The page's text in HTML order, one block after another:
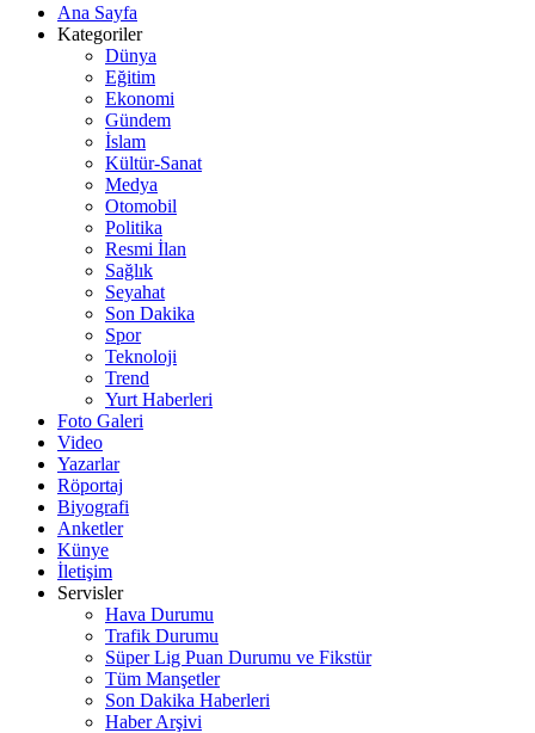
Ana Sayfa
Kategoriler
Dünya
Eğitim
Ekonomi
Gündem
İslam
Kültür-Sanat
Medya
Otomobil
Politika
Resmi İlan
Sağlık
Seyahat
Son Dakika
Spor
Teknoloji
Trend
Yurt Haberleri
Foto Galeri
Video
Yazarlar
Röportaj
Biyografi
Anketler
Künye
İletişim
Servisler
Hava Durumu
Trafik Durumu
Süper Lig Puan Durumu ve Fikstür
Tüm Manşetler
Son Dakika Haberleri
Haber Arşivi